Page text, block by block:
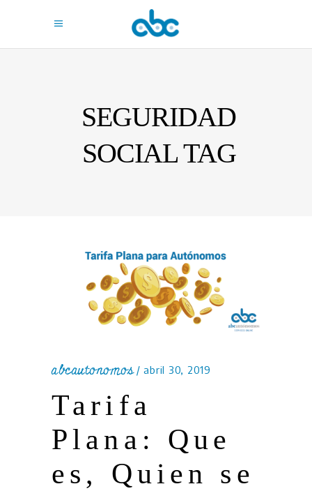
SEGURIDAD
SOCIAL TAG
abcautonomos abril 30, 2019
Tarifa
Plana: Que
es, Quien se